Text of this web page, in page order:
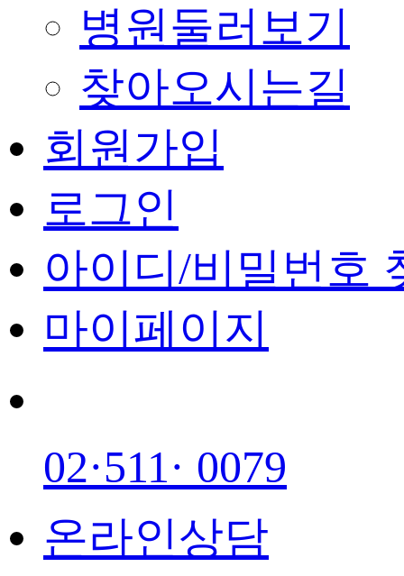
병원둘러보기
찾아오시는길
회원가입
로그인
아이디/비밀번호
마이페이지
02·511· 0079
온라인상담